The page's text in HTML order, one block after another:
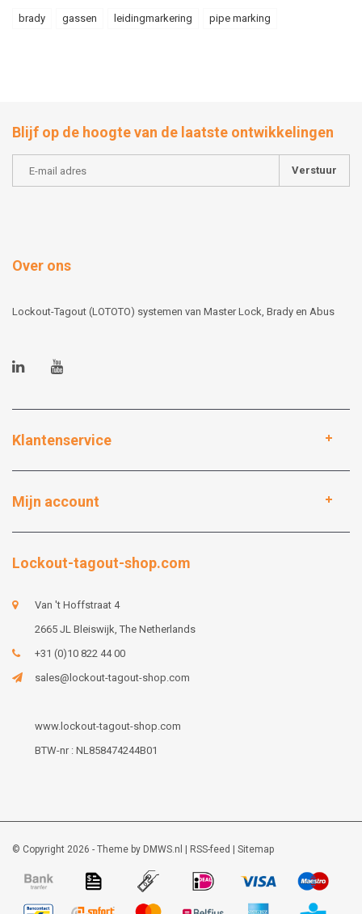
brady gassen leidingmarkering pipe marking
Blijf op de hoogte van de laatste ontwikkelingen
Verstuur
Over ons
Lockout-Tagout (LOTOTO) systemen van Master Lock, Brady en Abus
Klantenservice
Mijn account
Lockout-tagout-shop.com
Van 't Hoffstraat 4
2665 JL Bleiswijk, The Netherlands
+31 (0)10 822 44 00
sales@lockout-tagout-shop.com
www.lockout-tagout-shop.com
BTW-nr : NL858474244B01
© Copyright 2026 - Theme by DMWS.nl RSS-feed Sitemap